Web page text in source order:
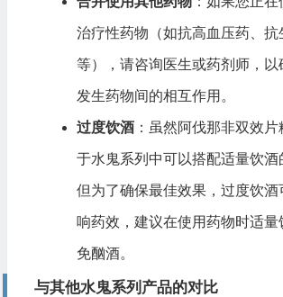
治疗性药物（如抗高血压药、抗
等），请咨询医生或药剂师，以
发生药物间的相互作用。
过度饮酒：虽然阿伐那非双效片
于水鬼系列中可以搭配适量饮酒
但为了确保最佳效果，过度饮酒
响药效，建议在使用药物时适量
免酗酒。
与其他水鬼系列产品的对比